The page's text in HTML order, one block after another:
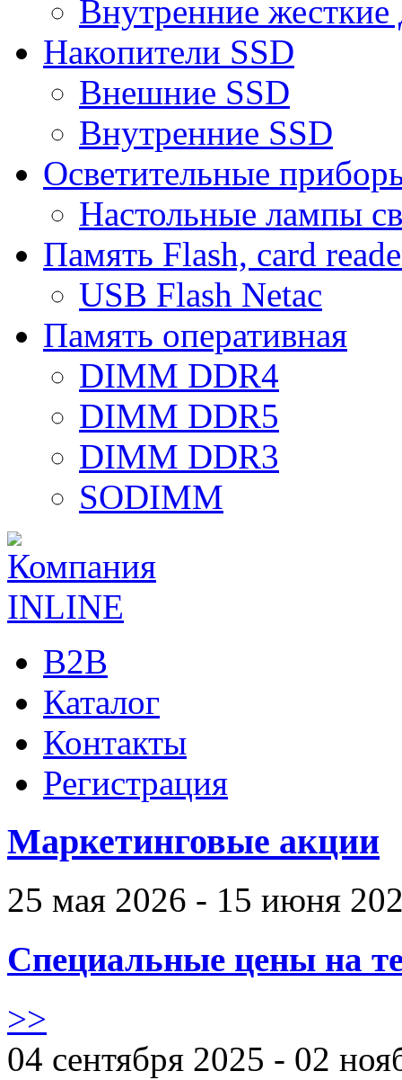
Внутренние
Накопители SSD
Внешние SSD
Внутренние SSD
Осветительные
Настольные лампы
Память Flash, card
USB Flash Netac
Память оперативная
DIMM DDR4
DIMM DDR5
DIMM DDR3
SODIMM
B2B
Каталог
Контакты
Регистрация
Маркетинговые акции
25 мая 2026 - 15 июня
Специальные цены на
>>
04 сентября 2025 - 02